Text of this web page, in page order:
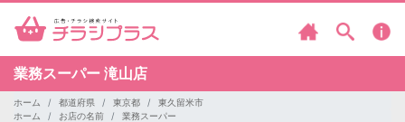
業務スーパー 滝山店
ホーム 都道府県 東京都
東久留米市
ホーム
お店の名前 業務スーパー